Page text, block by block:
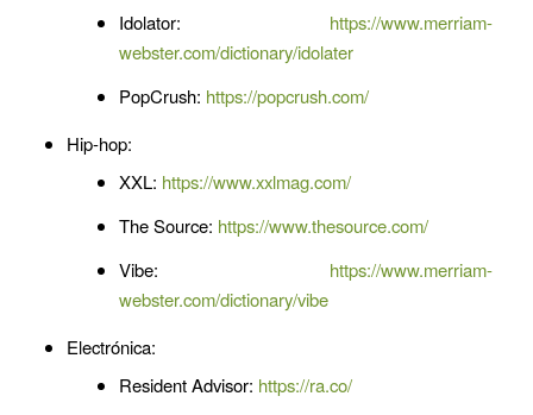
Idolator: https://www.merriam-
webster.com/dictionary/idolater
PopCrush: https://popcrush.com/
Hip-hop:
XXL: https://www.xxlmag.com/
The Source: https://www.thesource.com/
Vibe: https://www.merriam-
webster.com/dictionary/vibe
Electrónica:
Resident Advisor: https://ra.co/